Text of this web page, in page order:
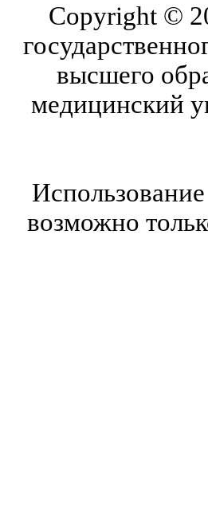
Copyright ©
высшего
медицинский
возможно